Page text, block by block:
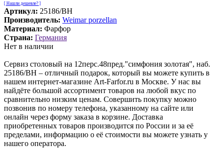
[ Нашли дешевле? ]
Артикул: 25186/BH
Производитель: Weimar porzellan
Материал: Фарфор
Страна: Германия
Нет в наличии
Сервиз столовый на 12перс.48пред."симфония золотая", наб.
25186/BH – отличный подарок, который вы можете купить в
нашем интернет-магазине Art-Farfor.ru в Москве. У нас вы
найдёте большой ассортимент товаров на любой вкус по
сравнительно низким ценам. Совершить покупку можно
позвонив по номеру телефона, указанному на сайте или
онлайн через форму заказа в корзине. Доставка
приобретенных товаров производится по России и за её
пределами, информацию о её стоимости вы можете узнать у
нашего оператора.